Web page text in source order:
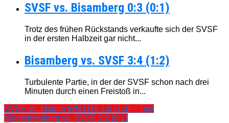
SVSF vs. Bisamberg 0:3 (0:1)
Trotz des frühen Rückstands verkaufte sich der SVSF
in der ersten Halbzeit gar nicht...
Bisamberg vs. SVSF 3:4 (1:2)
Turbulente Partie, in der der SVSF schon nach drei
Minuten durch einen Freistoß in...
SVSF vs. Magna WN U18 1:5 (1:3) – Test
Klosterneuburg vs. SVSF 2:2 (0:1)